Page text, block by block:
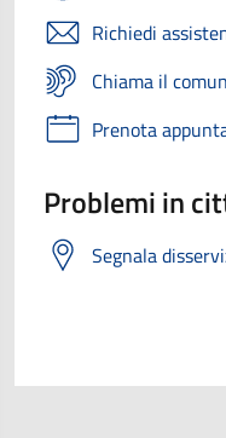
Richiedi
Chiama il
Prenota
Problemi in
Segnala